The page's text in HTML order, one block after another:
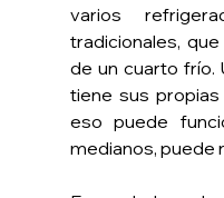
varios
tradicionales,
de un cuarto frío.
tiene sus
eso puede
medianos, puede